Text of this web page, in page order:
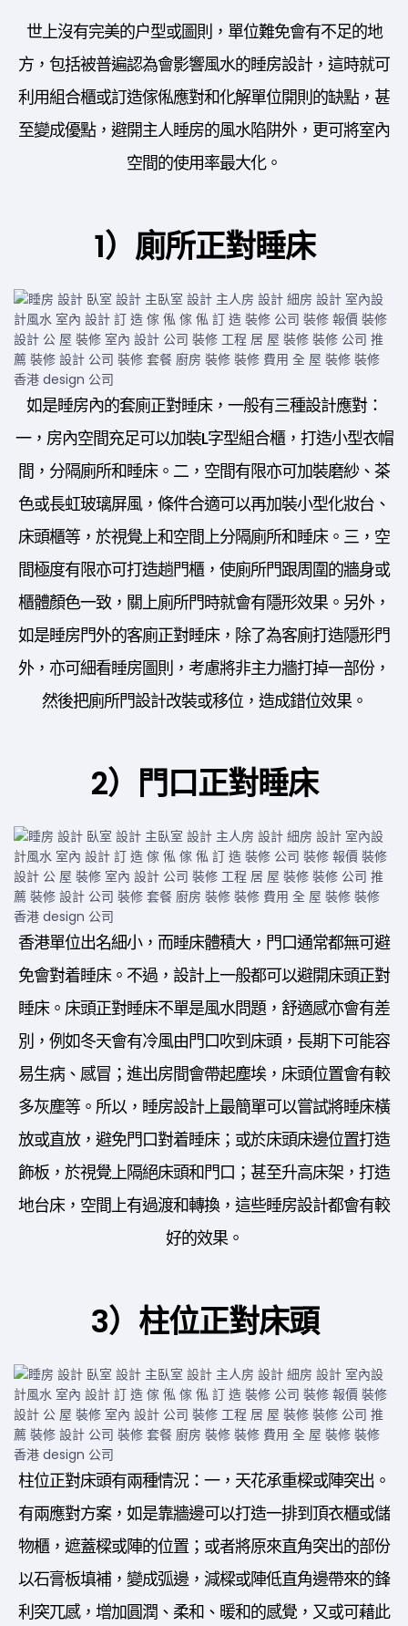
世上沒有完美的户型或圖則，單位難免會有不足的地
方，包括被普遍認為會影響風水的睡房設計，這時就可
利用組合櫃或訂造傢俬應對和化解單位開則的缺點，甚
至變成優點，避開主人睡房的風水陷阱外，更可將室內
空間的使用率最大化。
1）廁所正對睡床
如是睡房內的套廁正對睡床，一般有三種設計應對：
一，房內空間充足可以加裝L字型組合櫃，打造小型衣帽
間，分隔廁所和睡床。二，空間有限亦可加裝磨紗、茶
色或長虹玻璃屏風，條件合適可以再加裝小型化妝台、
床頭櫃等，於視覺上和空間上分隔廁所和睡床。三，空
間極度有限亦可打造趟門櫃，使廁所門跟周圍的牆身或
櫃體顏色一致，關上廁所門時就會有隱形效果。另外，
如是睡房門外的客廁正對睡床，除了為客廁打造隱形門
外，亦可細看睡房圖則，考慮將非主力牆打掉一部份，
然後把廁所門設計改裝或移位，造成錯位效果。
2）門口正對睡床
香港單位出名細小，而睡床體積大，門口通常都無可避
免會對着睡床。不過，設計上一般都可以避開床頭正對
睡床。床頭正對睡床不單是風水問題，舒適感亦會有差
別，例如冬天會有冷風由門口吹到床頭，長期下可能容
易生病、感冒；進出房間會帶起塵埃，床頭位置會有較
多灰塵等。所以，睡房設計上最簡單可以嘗試將睡床橫
放或直放，避免門口對着睡床；或於床頭床邊位置打造
飾板，於視覺上隔絕床頭和門口；甚至升高床架，打造
地台床，空間上有過渡和轉換，這些睡房設計都會有較
好的效果。
3）柱位正對床頭
柱位正對床頭有兩種情況：一，天花承重樑或陣突出。
有兩應對方案，如是靠牆邊可以打造一排到頂衣櫃或儲
物櫃，遮蓋樑或陣的位置；或者將原來直角突出的部份
以石膏板填補，變成弧邊，減樑或陣低直角邊帶來的鋒
利突兀感，增加圓潤、柔和、暖和的感覺，又或可藉此